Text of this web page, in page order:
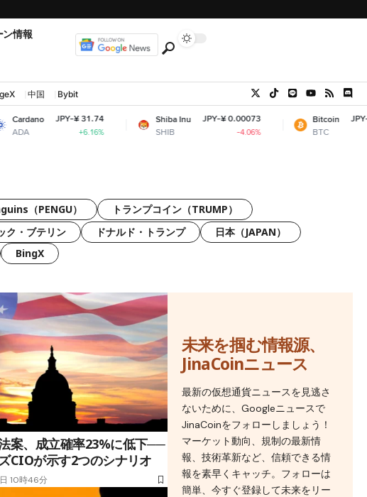
ン情報
中国 Bybit
JPY-¥ 31.74
+6.16%
Shiba Inu
SHIB
JPY-¥ 0.00073
Bitcoin
BTC
JPY-¥
（PENGU）
トランプコイン（TRUMP）
ク・ブテリン ドナルド・トランプ
日本（JAPAN）
BingX
案、成立確率23%に低下──
CIOが示す2つのシナリオ
10時46分
未来を掴む情報源、
JinaCoinニュース
最新の仮想通貨ニュースを見逃さ
ないために、Googleニュースで
JinaCoinをフォローしましょう！
マーケット動向、規制の最新情
報、技術革新など、信頼できる情
報を素早くキャッチ。フォローは
簡単、今すぐ登録して未来をリー